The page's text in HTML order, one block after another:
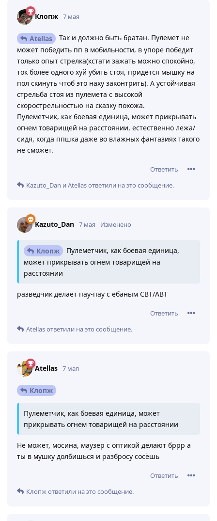
Клопж 7 мая
Atellas
Так и должно быть братан. Пулемет не
может победить пп в мобильности, в упоре победит
только опыт стрелка(кстати зажать можно спокойно,
ток более одного хуй убить стоя, придется мышку на
пол скинуть чтоб это наху законтрить). А устойчивая
стрельба стоя из пулемета с высокой
скорострельностью на сказку похожа.
Пулеметчик, как боевая единица, может прикрывать
огнем товарищей на расстоянии, естественно лежа/
сидя, когда ппшка даже во влажных фантазиях такого
не сможет.
Ответить
Kazuto_Dan иAtellasответили на это сообщение.
Kazuto_Dan 7 мая Изменено
Клопж
Пулеметчик, как боевая единица,
может прикрывать огнем товарищей на
расстоянии
разведчик делает пау-пау с ебаным СВТ/АВТ
Ответить
Atellasответили на это сообщение.
Atellas 7 мая
Клопж
Пулеметчик, как боевая единица, может
прикрывать огнем товарищей на расстоянии
Не может, мосина, маузер с оптикой делают бррр а
ты в мушку долбишься и разбросу сосёшь
Ответить
Клопжответили на это сообщение.